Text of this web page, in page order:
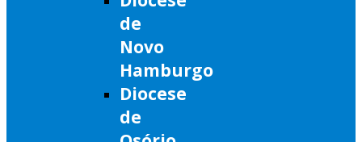
de
Novo
Hamburgo
Diocese
de